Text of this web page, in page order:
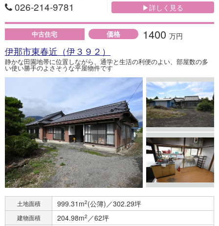
026-214-9781 ▶詳しく見る
中古住宅 価格 1400 万円
伊那市東春近（伊３９２）
静かな田園地帯に位置しながら、通学と生活の利便のよい、部屋数の多
い使い勝手のよさそうな平屋物件です
土地面積 999.31m2(公簿)／302.29坪
建物面積 204.98m2 ／62坪